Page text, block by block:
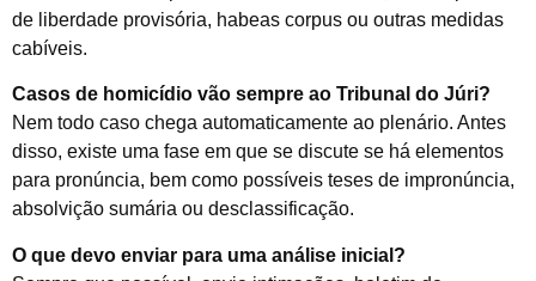
de liberdade provisória, habeas corpus ou outras medidas
cabíveis.
Casos de homicídio vão sempre ao Tribunal do Júri?
Nem todo caso chega automaticamente ao plenário. Antes
disso, existe uma fase em que se discute se há elementos
para pronúncia, bem como possíveis teses de impronúncia,
absolvição sumária ou desclassificação.
O que devo enviar para uma análise inicial?